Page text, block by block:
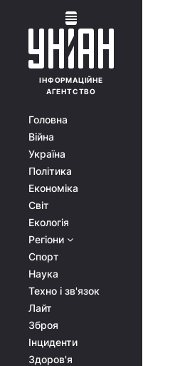
ІНФОРМАЦІЙНЕ
АГЕНТСТВО
Головна
Війна
Україна
Політика
Економіка
Світ
Екологія
Регіони
Спорт
Наука
Техно і зв'язок
Лайт
Зброя
Інциденти
Здоров'я